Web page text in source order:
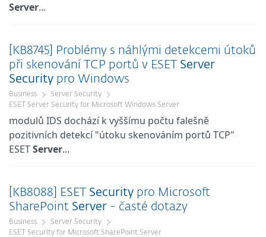
Server...
[KB8745] Problémy s náhlými detekcemi útoků
při skenování TCP portů v ESET Server
Security pro Windows
Business
Server Security
ESET Server Security for Microsoft Windows Server
modulů IDS dochází k vyššímu počtu falešně
pozitivních detekcí "útoku skenováním portů TCP"
ESETServer...
[KB8088] ESET Security pro Microsoft
SharePoint Server - časté dotazy
Business
Server Security
ESET Security for Microsoft SharePoint Server